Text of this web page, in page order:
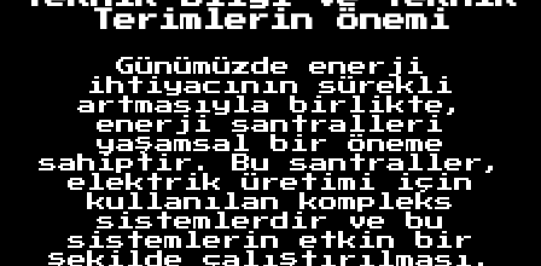
Terimlerin Önemi
Günümüzde enerji
ihtiyacının sürekli
artmasıyla birlikte,
enerji santralleri
yaşamsal bir öneme
sahiptir. Bu santraller,
elektrik üretimi için
kullanılan kompleks
sistemlerdir ve bu
sistemlerin etkin bir
şekilde çalıştırılması,